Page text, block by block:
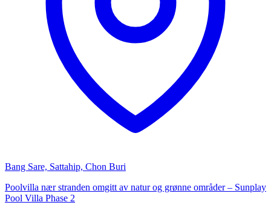
Bang Sare, Sattahip, Chon Buri
Poolvilla nær stranden omgitt av natur og grønne områder – Sunplay
Pool Villa Phase 2